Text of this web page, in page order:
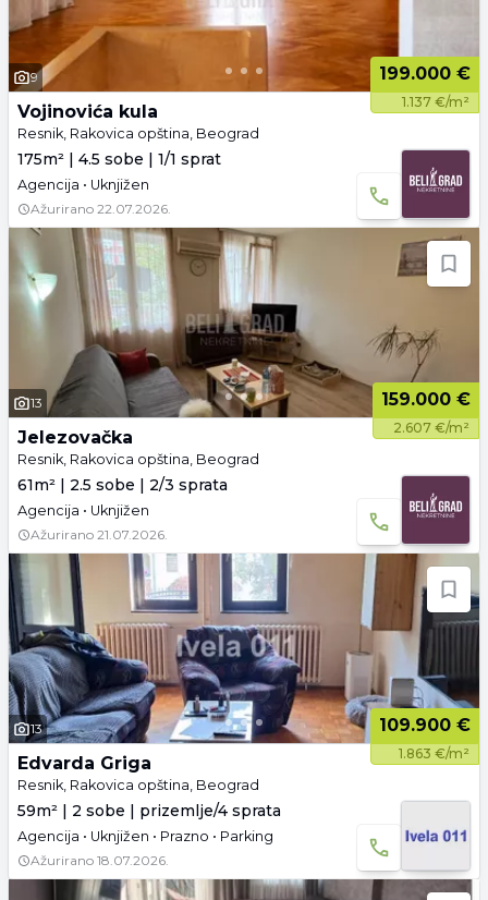
9 199.000 €
1.137 €/m²
Vojinovića kula
Resnik, Rakovica opština, Beograd
175m² | 4.5 sobe | 1/1 sprat
Agencija • Uknjižen
Ažurirano 22.07.2026.
13 159.000 €
2.607 €/m²
Jelezovačka
Resnik, Rakovica opština, Beograd
61m² | 2.5 sobe | 2/3 sprata
Agencija • Uknjižen
Ažurirano 21.07.2026.
13 109.900 €
1.863 €/m²
Edvarda Griga
Resnik, Rakovica opština, Beograd
59m² | 2 sobe | prizemlje/4 sprata
Agencija • Uknjižen • Prazno • Parking
Ažurirano 18.07.2026.